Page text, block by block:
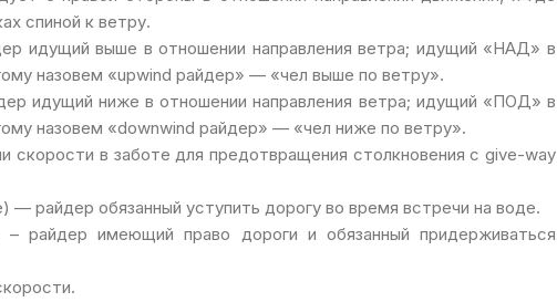
спиной к ветру.
идущий выше в отношении направления ветра; идущий «НАД» в
назовем «upwind райдер» — «чел выше по ветру».
идущий ниже в отношении направления ветра; идущий «ПОД» в
назовем «downwind райдер» — «чел ниже по ветру».
скорости в заботе для предотвращения столкновения с give-way
райдер обязанный уступить дорогу во время встречи на воде.
райдер имеющий право дороги и обязанный придерживаться